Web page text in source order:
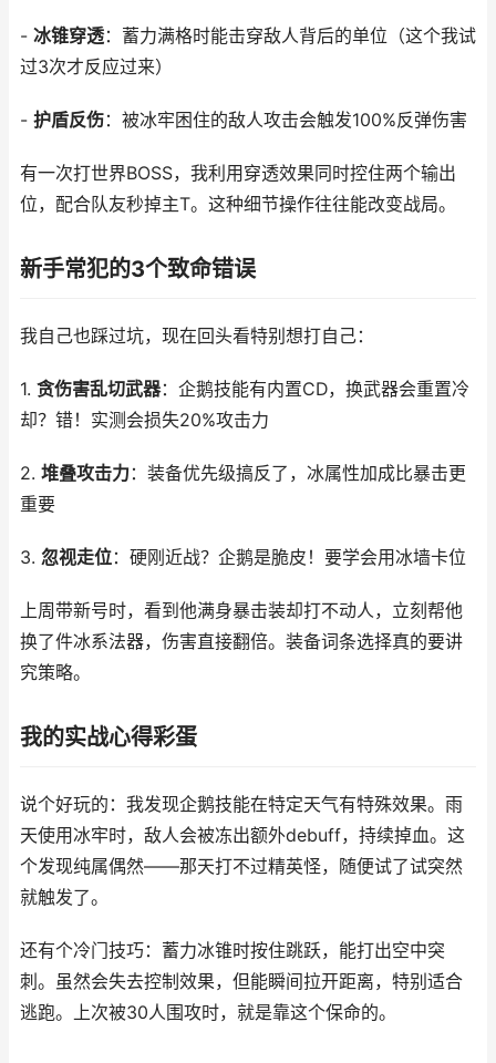
- 冰锥穿透：蓄力满格时能击穿敌人背后的单位（这个我试
过3次才反应过来）
- 护盾反伤：被冰牢困住的敌人攻击会触发100%反弹伤害
有一次打世界BOSS，我利用穿透效果同时控住两个输出
位，配合队友秒掉主T。这种细节操作往往能改变战局。
新手常犯的3个致命错误
我自己也踩过坑，现在回头看特别想打自己：
1. 贪伤害乱切武器：企鹅技能有内置CD，换武器会重置冷
却？错！实测会损失20%攻击力
2. 堆叠攻击力：装备优先级搞反了，冰属性加成比暴击更
重要
3. 忽视走位：硬刚近战？企鹅是脆皮！要学会用冰墙卡位
上周带新号时，看到他满身暴击装却打不动人，立刻帮他
换了件冰系法器，伤害直接翻倍。装备词条选择真的要讲
究策略。
我的实战心得彩蛋
说个好玩的：我发现企鹅技能在特定天气有特殊效果。雨
天使用冰牢时，敌人会被冻出额外debuff，持续掉血。这
个发现纯属偶然——那天打不过精英怪，随便试了试突然
就触发了。
还有个冷门技巧：蓄力冰锥时按住跳跃，能打出空中突
刺。虽然会失去控制效果，但能瞬间拉开距离，特别适合
逃跑。上次被30人围攻时，就是靠这个保命的。